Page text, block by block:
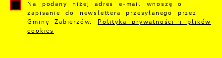
Na podany niżej adres e-mail wnoszę o
zapisanie do newslettera przesyłanego przez
Gminę Zabierzów.
Polityka prywatności i plików
cookies